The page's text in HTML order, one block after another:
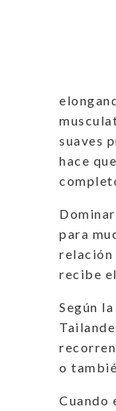
suaves
hace
para
relación
recibe
Según
o
Cuando